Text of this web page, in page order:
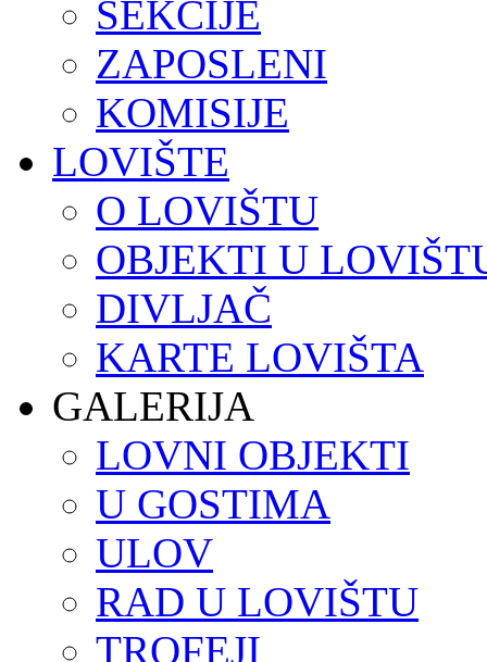
SEKCIJE
ZAPOSLENI
KOMISIJE
LOVIŠTE
O LOVIŠTU
OBJEKTI U
DIVLJAČ
KARTE LOVIŠTA
GALERIJA
LOVNI OBJEKTI
U GOSTIMA
ULOV
RAD U LOVIŠTU
TROFEJI